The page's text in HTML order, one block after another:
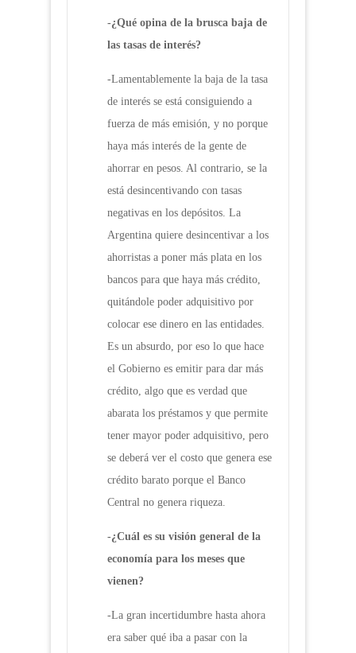
-¿Qué opina de la brusca baja de
las tasas de interés?
-Lamentablemente la baja de la tasa
de interés se está consiguiendo a
fuerza de más emisión, y no porque
haya más interés de la gente de
ahorrar en pesos. Al contrario, se la
está desincentivando con tasas
negativas en los depósitos. La
Argentina quiere desincentivar a los
ahorristas a poner más plata en los
bancos para que haya más crédito,
quitándole poder adquisitivo por
colocar ese dinero en las entidades.
Es un absurdo, por eso lo que hace
el Gobierno es emitir para dar más
crédito, algo que es verdad que
abarata los préstamos y que permite
tener mayor poder adquisitivo, pero
se deberá ver el costo que genera ese
crédito barato porque el Banco
Central no genera riqueza.
-¿Cuál es su visión general de la
economía para los meses que
vienen?
-La gran incertidumbre hasta ahora
era saber qué iba a pasar con la